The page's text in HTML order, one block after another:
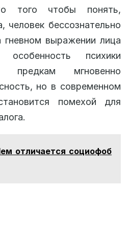
того чтобы понять,
человек бессознательно
гневном выражении лица
особенность психики
предкам мгновенно
но в современном
помехой для
отличается социофоб